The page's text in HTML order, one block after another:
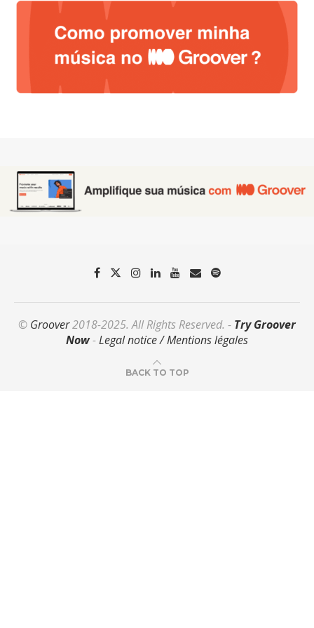
© Groover2018-2025. All Rights Reserved. - Try Groover
Now-Legal notice / Mentions légales
BACK TO TOP